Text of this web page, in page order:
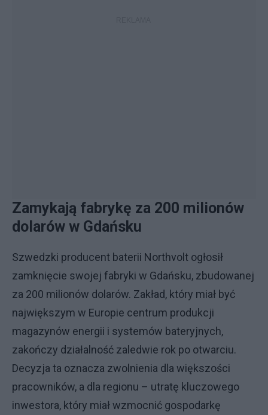
Zamykają fabrykę za 200 milionów
dolarów w Gdańsku
Szwedzki producent baterii Northvolt ogłosił
zamknięcie swojej fabryki w Gdańsku, zbudowanej
za 200 milionów dolarów. Zakład, który miał być
największym w Europie centrum produkcji
magazynów energii i systemów bateryjnych,
zakończy działalność zaledwie rok po otwarciu.
Decyzja ta oznacza zwolnienia dla większości
pracowników, a dla regionu – utratę kluczowego
inwestora, który miał wzmocnić gospodarkę